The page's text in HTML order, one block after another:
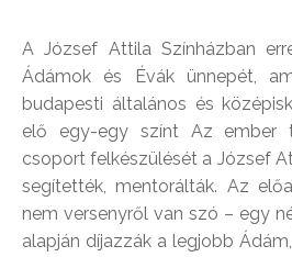
A József Attila Színházban
Ádámok és Évák ünnepét,
budapesti általános és
elő egy-egy színt Az ember
csoport felkészülését a József
segítették, mentorálták. Az
nem versenyről van szó – egy
alapján díjazzák a legjobb